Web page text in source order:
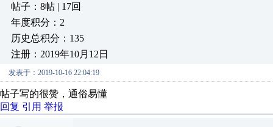
帖子：8帖 | 17回
年度积分：2
历史总积分：135
注册：2019年10月12日
发表于：2019-10-16 22:04:19
帖子写的很赞，通俗易懂
回复 引用 举报